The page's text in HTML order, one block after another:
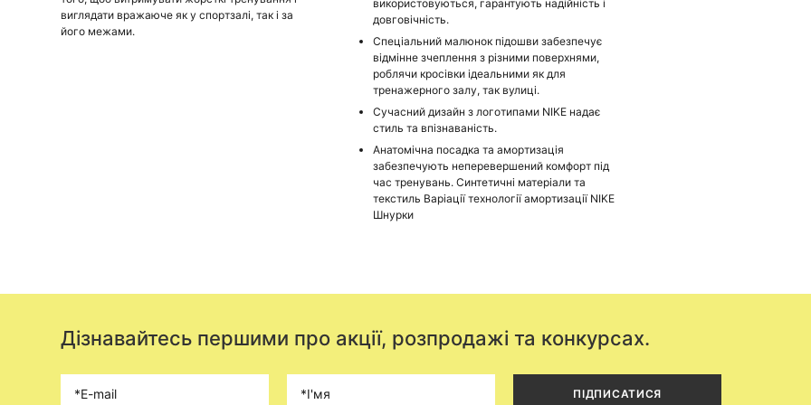
виглядати вражаюче як у спортзалі, так і за
його межами.
використовуються, гарантують надійність і
довговічність.
Спеціальний малюнок підошви забезпечує
відмінне зчеплення з різними поверхнями,
роблячи кросівки ідеальними як для
тренажерного залу, так вулиці.
Сучасний дизайн з логотипами NIKE надає
стиль та впізнаваність.
Анатомічна посадка та амортизація
забезпечують неперевершений комфорт під
час тренувань. Синтетичні матеріали та
текстиль Варіації технології амортизації NIKE
Шнурки
Дізнавайтесь першими про акції, розпродажі та конкурсах.
ПІДПИСАТИСЯ